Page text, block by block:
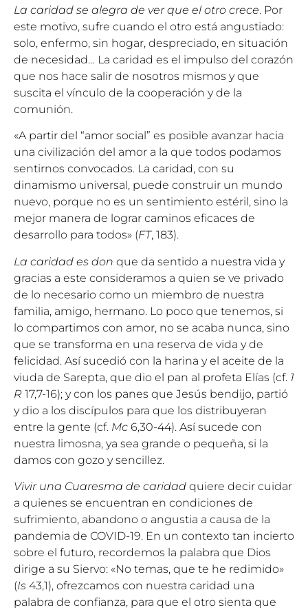
La caridad se alegra de ver que el otro crece. Por
este motivo, sufre cuando el otro está angustiado:
solo, enfermo, sin hogar, despreciado, en situación
de necesidad… La caridad es el impulso del corazón
que nos hace salir de nosotros mismos y que
suscita el vínculo de la cooperación y de la
comunión.
«A partir del “amor social” es posible avanzar hacia
una civilización del amor a la que todos podamos
sentirnos convocados. La caridad, con su
dinamismo universal, puede construir un mundo
nuevo, porque no es un sentimiento estéril, sino la
mejor manera de lograr caminos eficaces de
desarrollo para todos» (FT, 183).
La caridad es don que da sentido a nuestra vida y
gracias a este consideramos a quien se ve privado
de lo necesario como un miembro de nuestra
familia, amigo, hermano. Lo poco que tenemos, si
lo compartimos con amor, no se acaba nunca, sino
que se transforma en una reserva de vida y de
felicidad. Así sucedió con la harina y el aceite de la
viuda de Sarepta, que dio el pan al profeta Elías (cf. 1
R 17,7-16); y con los panes que Jesús bendijo, partió
y dio a los discípulos para que los distribuyeran
entre la gente (cf. Mc 6,30-44). Así sucede con
nuestra limosna, ya sea grande o pequeña, si la
damos con gozo y sencillez.
Vivir una Cuaresma de caridad quiere decir cuidar
a quienes se encuentran en condiciones de
sufrimiento, abandono o angustia a causa de la
pandemia de COVID-19. En un contexto tan incierto
sobre el futuro, recordemos la palabra que Dios
dirige a su Siervo: «No temas, que te he redimido»
(Is 43,1), ofrezcamos con nuestra caridad una
palabra de confianza, para que el otro sienta que